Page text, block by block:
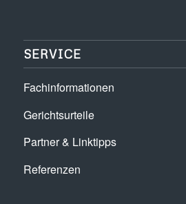
SERVICE
Fachinformationen
Gerichtsurteile
Partner & Linktipps
Referenzen